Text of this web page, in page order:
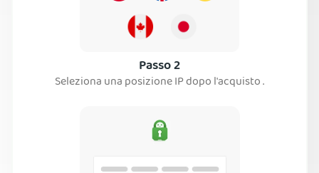
Passo 2
Seleziona una posizione IP dopo l'acquisto .